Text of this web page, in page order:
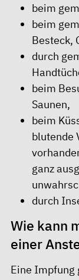
beim
beim
Besteck,
durch
beim
Saunen,
beim
blutende
ganz
durch
Wie kann
einer
Eine Impfung